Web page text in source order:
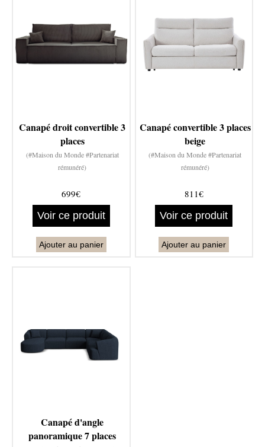
Canapé droit convertible 3
places
(#Maison du Monde #Partenariat
rémunéré)
699€
Voir ce produit
Ajouter au panier
Canapé convertible 3 places
beige
(#Maison du Monde #Partenariat
rémunéré)
811€
Voir ce produit
Ajouter au panier
Canapé d'angle
panoramique 7 places